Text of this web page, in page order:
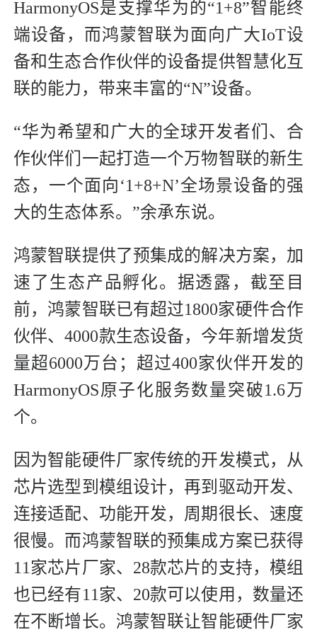
HarmonyOS是支撑华为的“1+8”智能终
端设备，而鸿蒙智联为面向广大IoT设
备和生态合作伙伴的设备提供智慧化互
联的能力，带来丰富的“N”设备。
“华为希望和广大的全球开发者们、合
作伙伴们一起打造一个万物智联的新生
态，一个面向‘1+8+N’全场景设备的强
大的生态体系。”余承东说。
鸿蒙智联提供了预集成的解决方案，加
速了生态产品孵化。据透露，截至目
前，鸿蒙智联已有超过1800家硬件合作
伙伴、4000款生态设备，今年新增发货
量超6000万台；超过400家伙伴开发的
HarmonyOS原子化服务数量突破1.6万
个。
因为智能硬件厂家传统的开发模式，从
芯片选型到模组设计，再到驱动开发、
连接适配、功能开发，周期很长、速度
很慢。而鸿蒙智联的预集成方案已获得
11家芯片厂家、28款芯片的支持，模组
也已经有11家、20款可以使用，数量还
在不断增长。鸿蒙智联让智能硬件厂家